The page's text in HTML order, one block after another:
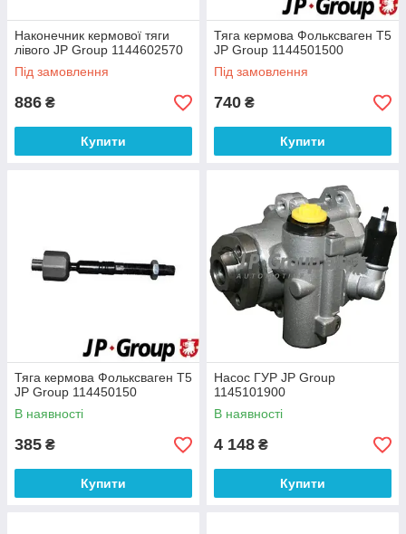
Наконечник кермової тяги
лівого JP Group 1144602570
Під замовлення
886 ₴
Купити
Тяга кермова Фольксваген Т5
JP Group 1144501500
Під замовлення
740 ₴
Купити
Тяга кермова Фольксваген Т5
JP Group 114450150
В наявності
385 ₴
Купити
Насос ГУР JP Group
1145101900
В наявності
4 148 ₴
Купити